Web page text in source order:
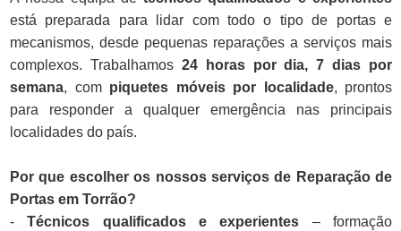
está preparada para lidar com todo o tipo de portas e
mecanismos, desde pequenas reparações a serviços mais
complexos. Trabalhamos 24 horas por dia, 7 dias por
semana, com piquetes móveis por localidade, prontos
para responder a qualquer emergência nas principais
localidades do país.
Por que escolher os nossos serviços de Reparação de
Portas em Torrão?
-Técnicos qualificados e experientes – formação